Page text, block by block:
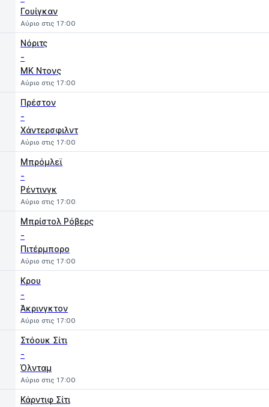
Γουίγκαν
Αύριο στις 17:00
Νόριτς
-
MK Ντονς
Αύριο στις 17:00
Πρέστον
-
Χάντερσφιλντ
Αύριο στις 17:00
Μπρόμλεϊ
-
Ρέντινγκ
Αύριο στις 17:00
Μπρίστολ Ρόβερς
-
Πιτέρμπορο
Αύριο στις 17:00
Κρου
-
Άκρινγκτον
Αύριο στις 17:00
Στόουκ Σίτι
-
Όλνταμ
Αύριο στις 17:00
Κάρντιφ Σίτι